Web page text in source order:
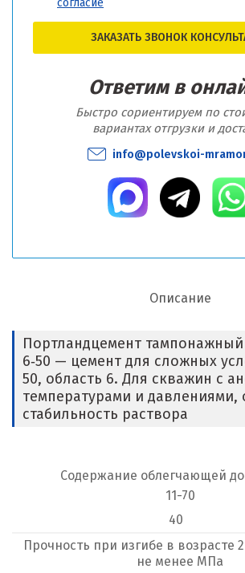
согласие
ЗАКАЗАТЬ ЗВОНОК
Ответим в
Быстро сориентируем по
вариантах отгрузки и
info@polevskoi-
Описание
Портландцемент
6‑50 — цемент для сложных
50, область 6. Для скважин с
температурами и давлениями,
стабильность раствора
Содержание облегчающей
11-70
40
Прочность при изгибе в возрасте
не менее МПа